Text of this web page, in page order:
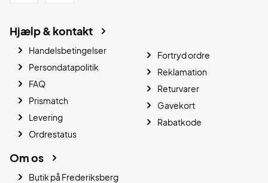
Hjælp & kontakt
Handelsbetingelser
Persondatapolitik
FAQ
Prismatch
Levering
Ordrestatus
Fortryd ordre
Reklamation
Returvarer
Gavekort
Rabatkode
Om os
Butik på Frederiksberg